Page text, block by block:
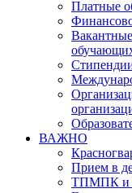
Платные
ВАЖНО
Прием в
ТПМПК и